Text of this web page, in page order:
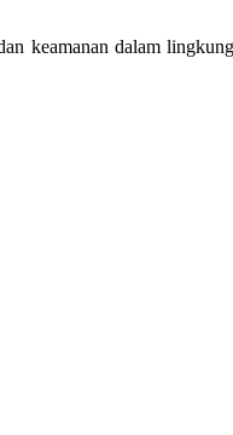
keamanan dalam